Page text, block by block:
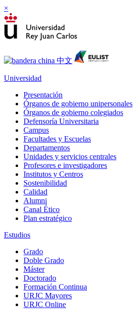
×
Universidad
Presentación
Órganos de gobierno unipersonales
Órganos de gobierno colegiados
Defensoría Universitaria
Campus
Facultades y Escuelas
Departamentos
Unidades y servicios centrales
Profesores e investigadores
Institutos y Centros
Sostenibilidad
Calidad
Alumni
Canal Ético
Plan estratégico
Estudios
Grado
Doble Grado
Máster
Doctorado
Formación Continua
URJC Mayores
URJC Online